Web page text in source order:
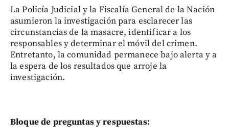
La Policía Judicial y la Fiscalía General de la Nación
asumieron la investigación para esclarecer las
circunstancias de la masacre, identificar a los
responsables y determinar el móvil del crimen.
Entretanto, la comunidad permanece bajo alerta y a
la espera de los resultados que arroje la
investigación.
Bloque de preguntas y respuestas: